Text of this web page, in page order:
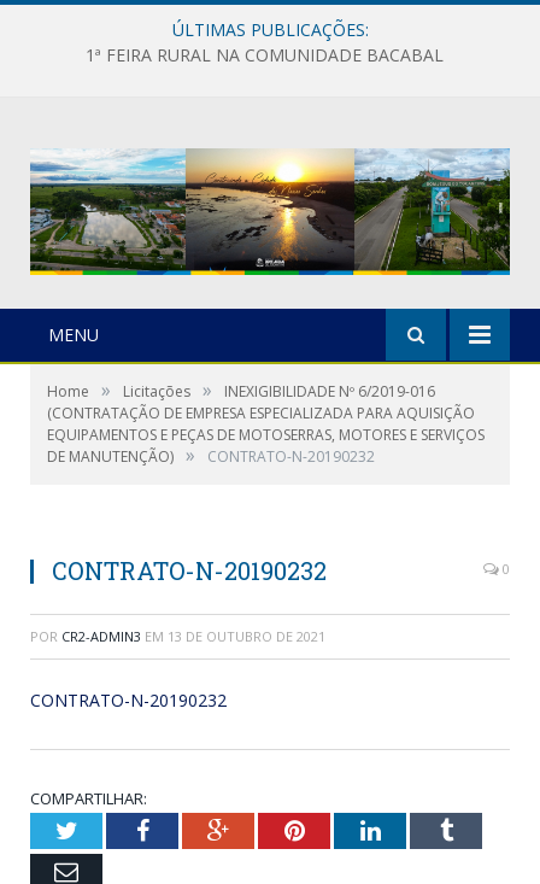
ÚLTIMAS PUBLICAÇÕES:
1ª FEIRA RURAL NA COMUNIDADE BACABAL
MENU
Home » Licitações »
INEXIGIBILIDADE Nº 6/2019-016
(CONTRATAÇÃO DE EMPRESA ESPECIALIZADA PARA AQUISIÇÃO
EQUIPAMENTOS E PEÇAS DE MOTOSERRAS, MOTORES E SERVIÇOS
DE MANUTENÇÃO) » CONTRATO-N-20190232
CONTRATO-N-20190232 0
POR CR2-ADMIN3 EM 13 DE OUTUBRO DE 2021
CONTRATO-N-20190232
COMPARTILHAR:
TwitterFacebookGoogle+PinterestLinkedInTumblr
Email